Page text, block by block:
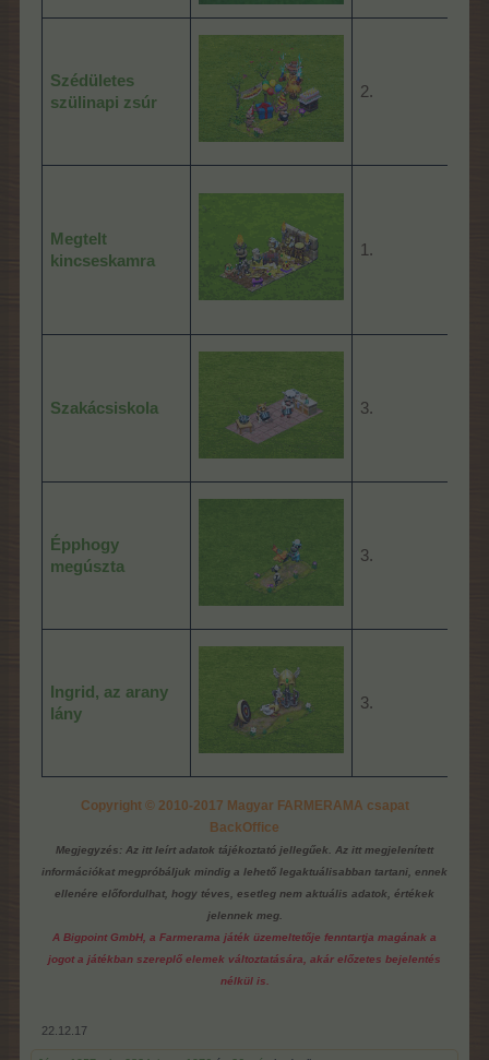
Szédületes
szülinapi zsúr
2.
Megtelt
kincseskamra
1.
Szakácsiskola 3.
Épphogy
megúszta
3.
Ingrid, az arany
lány
3.
Copyright © 2010-2017 Magyar FARMERAMA csapat
BackOffice
Megjegyzés: Az itt leírt adatok tájékoztató jellegűek. Az itt megjelenített
információkat megpróbáljuk mindig a lehető legaktuálisabban tartani, ennek
ellenére előfordulhat, hogy téves, esetleg nem aktuális adatok, értékek
jelennek meg.
A Bigpoint GmbH, a Farmerama játék üzemeltetője fenntartja magának a
jogot a játékban szereplő elemek változtatására, akár előzetes bejelentés
nélkül is.
22.12.17